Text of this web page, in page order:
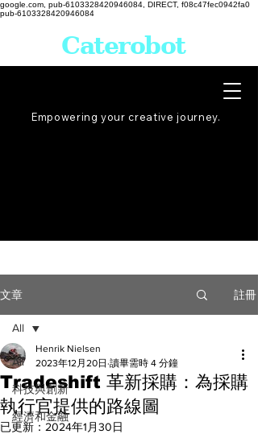
google.com, pub-6103328420946084, DIRECT, f08c47fec0942fa0
pub-6103328420946084
Empowering your creative journey.
Caterobot
文章 註冊
All
科技與創新
經濟和金融
All
Tradeshift 革新採購：為採購
執行官提供的路線圖
Henrik Nielsen
2023年12月20日 讀畢需時 4 分鐘
已更新： 2024年1月30日